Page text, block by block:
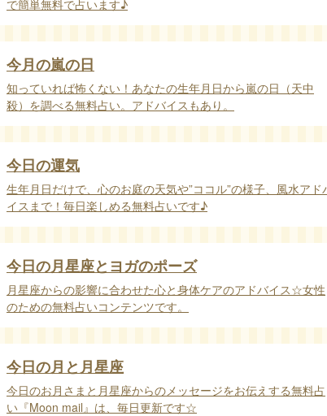
で簡単無料で占います♪
今月の嵐の日
知っていれば怖くない！あなたの生年月日から嵐の日（天中
殺）を調べる無料占い。アドバイスもあり。
今日の運気
生年月日だけで、心のお庭の天気や”ココル”の様子、風水アド
イスまで！毎日楽しめる無料占いです♪
今日の月星座とヨガのポーズ
月星座からの影響に合わせた心と身体ケアのアドバイス☆女性
のための無料占いコンテンツです。
今日の月と月星座
今日のお月さまと月星座からのメッセージをお伝えする無料占
い『Moon mail』は、毎日更新です☆